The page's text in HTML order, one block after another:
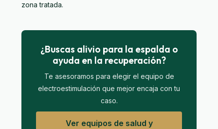
zona tratada.
¿Buscas alivio para la espalda o
ayuda en la recuperación?
Te asesoramos para elegir el equipo de
electroestimulación que mejor encaja con tu
caso.
Ver equipos de salud y